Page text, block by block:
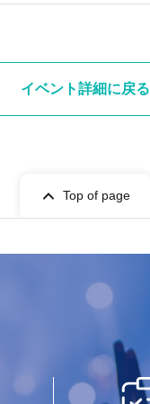
イベント詳細に戻る
Top of page